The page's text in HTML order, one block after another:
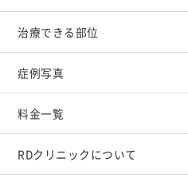
治療できる部位
症例写真
料金一覧
RDクリニックについて